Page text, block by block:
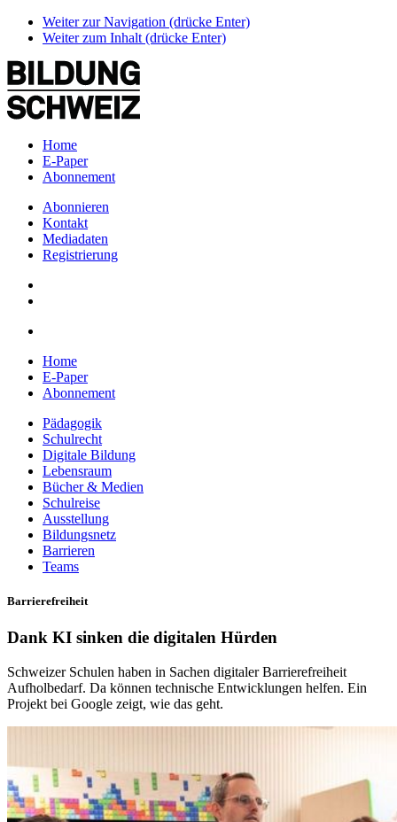
Weiter zur Navigation (drücke Enter)
Weiter zum Inhalt (drücke Enter)
Home
E-Paper
Abonnement
Abonnieren
Kontakt
Mediadaten
Registrierung
Home
E-Paper
Abonnement
Pädagogik
Schulrecht
Digitale Bildung
Lebensraum
Bücher & Medien
Schulreise
Ausstellung
Bildungsnetz
Barrieren
Teams
Barrierefreiheit
Dank KI sinken die digitalen Hürden
Schweizer Schulen haben in Sachen digitaler Barrierefreiheit
Aufholbedarf. Da können technische Entwicklungen helfen. Ein
Projekt bei Google zeigt, wie das geht.